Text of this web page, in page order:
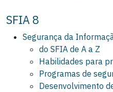
SFIA 8
Segurança da
do SFIA de A a Z
Habilidades para
Programas de
Desenvolvimento